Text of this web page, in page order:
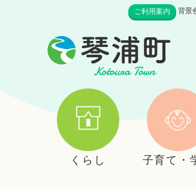
ご利用案内 背景
くらし 子育て・